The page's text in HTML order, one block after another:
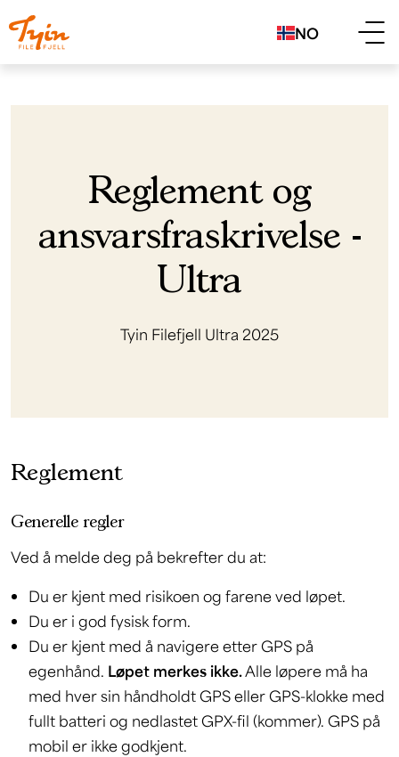
NO
Reglement og
ansvarsfraskrivelse -
Ultra
Tyin Filefjell Ultra 2025
Reglement
Generelle regler
Ved å melde deg på bekrefter du at:
Du er kjent med risikoen og farene ved løpet.
Du er i god fysisk form.
Du er kjent med å navigere etter GPS på
egenhånd. Løpet merkes ikke.Alle løpere må ha
med hver sin håndholdt GPS eller GPS-klokke med
fullt batteri og nedlastet GPX-fil (kommer). GPS på
mobil er ikke godkjent.